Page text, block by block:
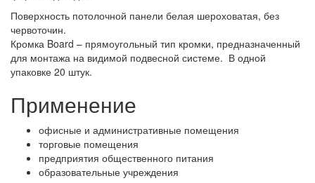
Поверхность потолочной панели белая шероховатая, без
червоточин.
Кромка Board – прямоугольный тип кромки, предназначенный
для монтажа на видимой подвесной системе. В одной
упаковке 20 штук.
Применение
офисные и административные помещения
торговые помещения
предприятия общественного питания
образовательные учреждения